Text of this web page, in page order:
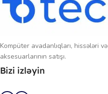
Kompüter avadanlıqları, hissələri və
aksesuarlarının satışı.
Bizi izləyin